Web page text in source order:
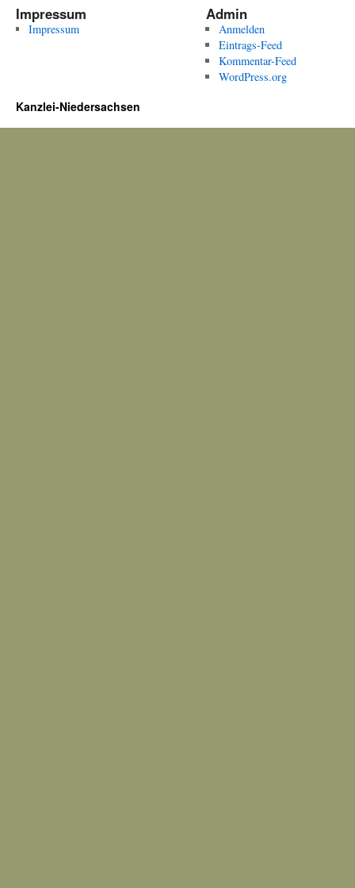
Impressum
Impressum
Admin
Anmelden
Eintrags-Feed
Kommentar-Feed
WordPress.org
Kanzlei-Niedersachsen